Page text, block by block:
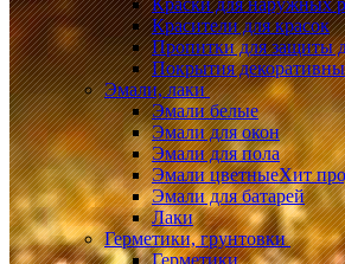
Краски для наружных
Красители для красок
Пропитки для защиты
Покрытия
Эмали, лаки
Эмали белые
Эмали для окон
Эмали для пола
Эмали цветныеХит
Эмали для батарей
Лаки
Герметики, грунтовки
Герметики